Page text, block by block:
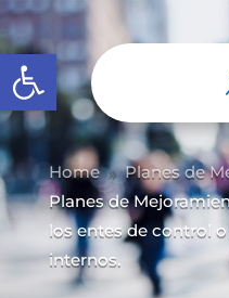
Abrir barra de
Home 9 Planes de
Planes de
los entes de control
internos.